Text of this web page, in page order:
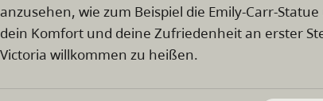
anzusehen, wie zum Beispiel die Emily-Carr-
dein Komfort und deine Zufriedenheit an erster
Victoria willkommen zu heißen.